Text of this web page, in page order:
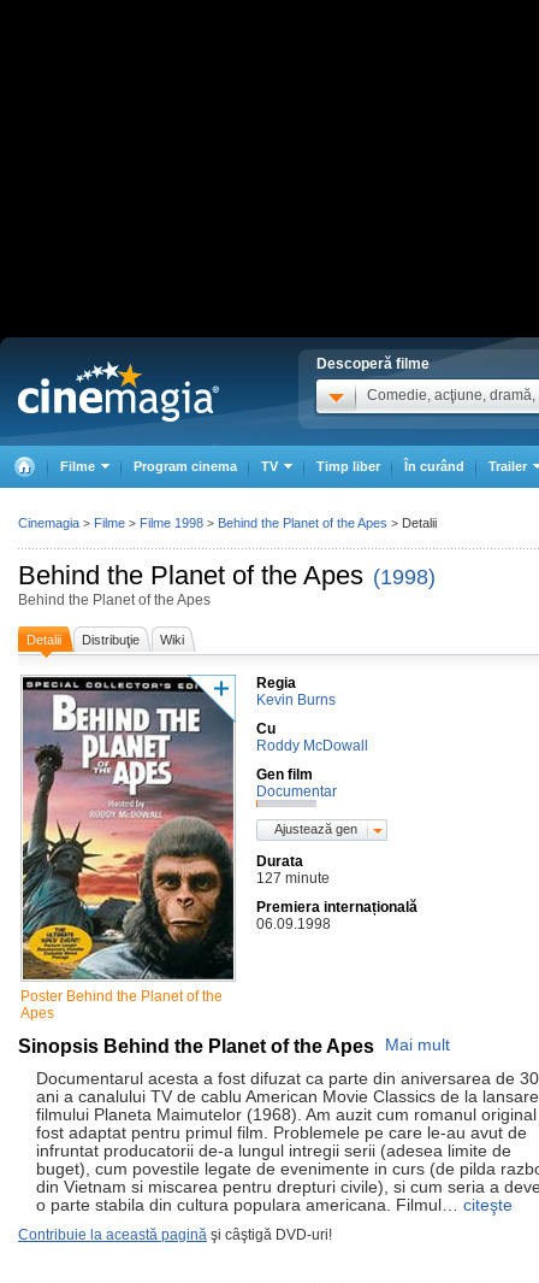
Descoperă filme
Comedie, acţiune, dramă,
Filme Program cinema TV Timp liber În curând Trailer
Behind the Planet of the Apes (1998)
Behind the Planet of the Apes
Detalii Distribuţie Wiki
Poster Behind the Planet of the
Apes
Regia
Kevin Burns
Cu
Roddy McDowall
Gen film
Documentar
Ajustează gen
Durata
127 minute
Premiera internațională
06.09.1998
Sinopsis Behind the Planet of the Apes
Mai mult
Documentarul acesta a fost difuzat ca parte din aniversarea de
ani a canalului TV de cablu American Movie Classics de la
filmului Planeta Maimutelor (1968). Am auzit cum romanul
fost adaptat pentru primul film. Problemele pe care le-au avut de
infruntat producatorii de-a lungul intregii serii (adesea limite de
buget), cum povestile legate de evenimente in curs (de pilda
din Vietnam si miscarea pentru drepturi civile), si cum seria a
o parte stabila din cultura populara americana. Filmul… citeşte
Contribuie la această pagină şi câştigă DVD-uri!
Cinemagia > Filme > Filme 1998 > Behind the Planet of the Apes > Detalii